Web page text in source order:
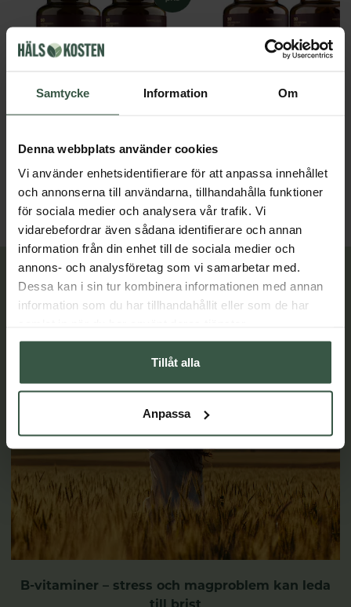
Samtycke Information Om
Denna webbplats använder cookies
Vi använder enhetsidentifierare för att anpassa innehållet
och annonserna till användarna, tillhandahålla funktioner
för sociala medier och analysera vår trafik. Vi
vidarebefordrar även sådana identifierare och annan
information från din enhet till de sociala medier och
annons- och analysföretag som vi samarbetar med.
Dessa kan i sin tur kombinera informationen med annan
information som du har tillhandahållit eller som de har
Tillåt alla
Anpassa
Great Essentials
LÄGG I VARUKORGEN LÄGG I VARUKORGEN
Lär dig mer
B-vitaminer – stress och magproblem kan leda
till brist